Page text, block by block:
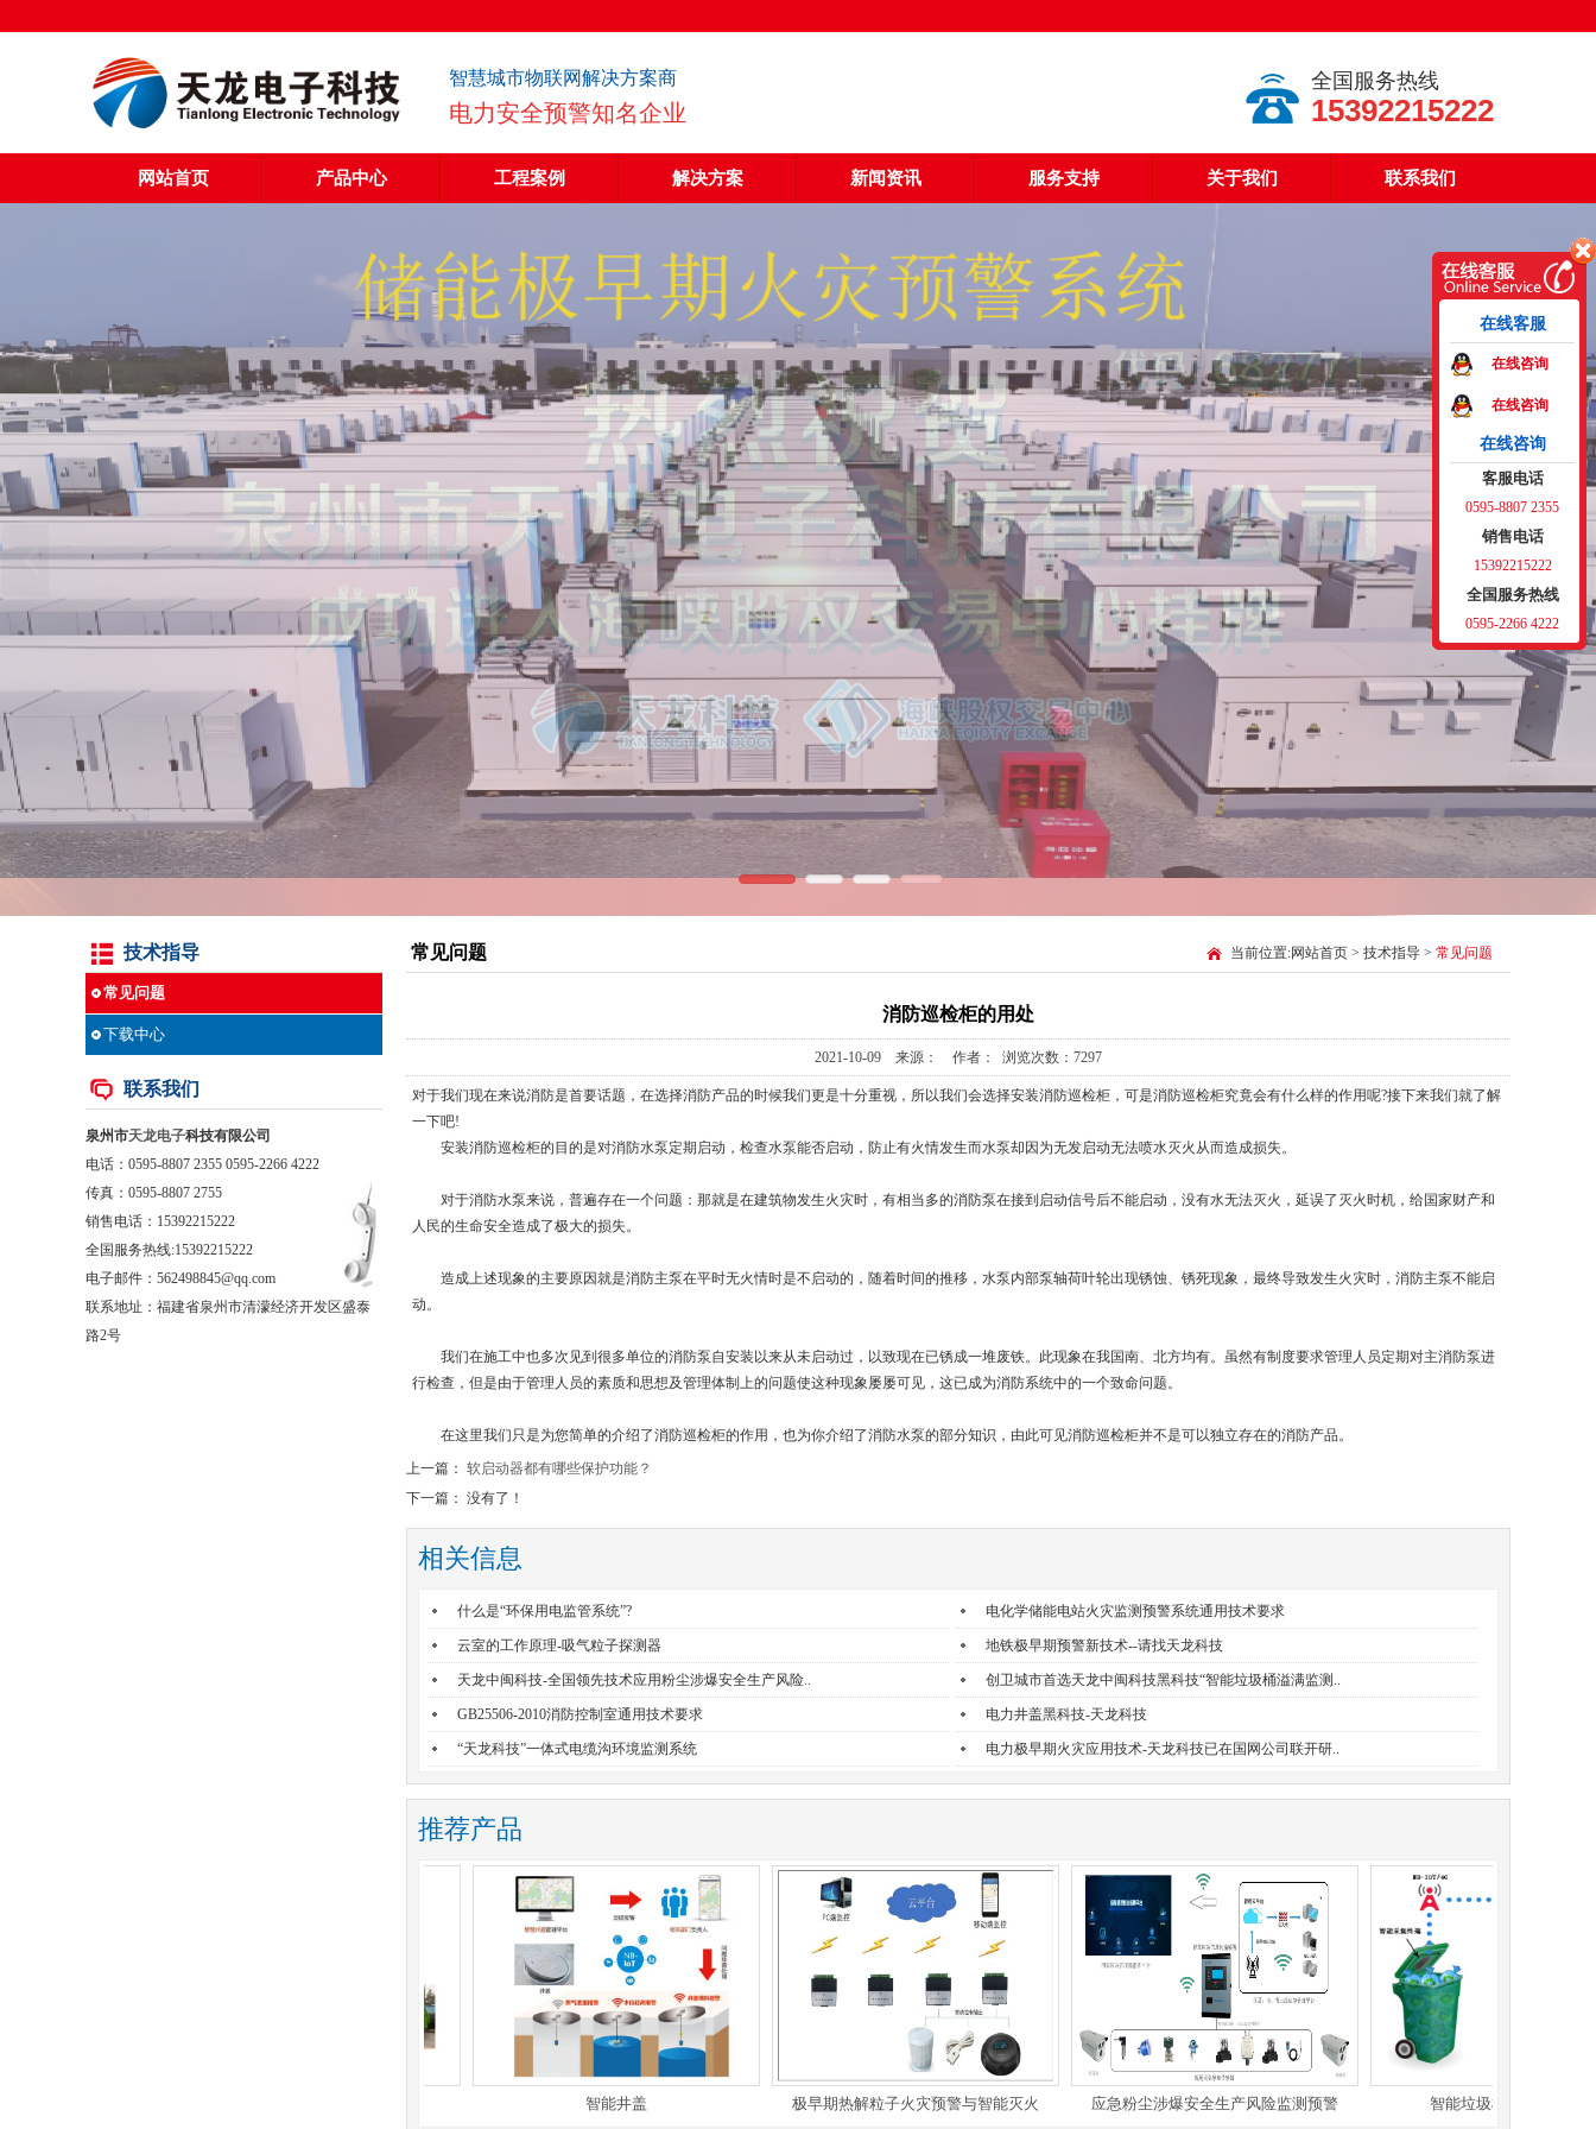
智慧城市物联网解决方案商
电力安全预警知名企业
全国服务热线
15392215222
网站首页 产品中心 工程案例 解决方案 新闻资讯 服务支持 关于我们 联系我们
技术指导
常见问题
下载中心
联系我们
泉州市天龙电子科技有限公司
电话：0595-8807 2355 0595-2266 4222
传真：0595-8807 2755
销售电话： 15392215222
全国服务热线:15392215222
电子邮件：562498845@qq.com
联系地址：福建省泉州市清濛经济开发区盛泰
路2号
常见问题 当前位置:网站首页 > 技术指导 > 常见问题
消防巡检柜的用处
2021-10-09 来源： 作者： 浏览次数：7297
对于我们现在来说消防是首要话题，在选择消防产品的时候我们更是十分重视，所以我们会选择安装消防巡检柜，可是消防巡检柜究竟会有什么样的作用呢?接下来我们就了解
一下吧!
安装消防巡检柜的目的是对消防水泵定期启动，检查水泵能否启动，防止有火情发生而水泵却因为无发启动无法喷水灭火从而造成损失。
对于消防水泵来说，普遍存在一个问题：那就是在建筑物发生火灾时，有相当多的消防泵在接到启动信号后不能启动，没有水无法灭火，延误了灭火时机，给国家财产和
人民的生命安全造成了极大的损失。
造成上述现象的主要原因就是消防主泵在平时无火情时是不启动的，随着时间的推移，水泵内部泵轴荷叶轮出现锈蚀、锈死现象，最终导致发生火灾时，消防主泵不能启
动。
我们在施工中也多次见到很多单位的消防泵自安装以来从未启动过，以致现在已锈成一堆废铁。此现象在我国南、北方均有。虽然有制度要求管理人员定期对主消防泵进
行检查，但是由于管理人员的素质和思想及管理体制上的问题使这种现象屡屡可见，这已成为消防系统中的一个致命问题。
在这里我们只是为您简单的介绍了消防巡检柜的作用，也为你介绍了消防水泵的部分知识，由此可见消防巡检柜并不是可以独立存在的消防产品。
上一篇： 软启动器都有哪些保护功能？
下一篇： 没有了！
相关信息
什么是“环保用电监管系统”? 电化学储能电站火灾监测预警系统通用技术要求
云室的工作原理-吸气粒子探测器 地铁极早期预警新技术--请找天龙科技
天龙中闽科技-全国领先技术应用粉尘涉爆安全生产风险.. 创卫城市首选天龙中闽科技黑科技“智能垃圾桶溢满监测..
GB25506-2010消防控制室通用技术要求 电力井盖黑科技-天龙科技
“天龙科技”一体式电缆沟环境监测系统 电力极早期火灾应用技术-天龙科技已在国网公司联开研..
推荐产品
智能井盖 极早期热解粒子火灾预警与智能灭火 应急粉尘涉爆安全生产风险监测预警 智能垃圾桶溢满监控系统
在线客服
在线咨询
在线咨询
在线咨询
客服电话
0595-8807 2355
销售电话
15392215222
全国服务热线
0595-2266 4222